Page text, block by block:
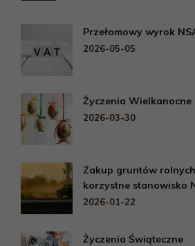
Przełomowy wyrok
2026-05-05
Życzenia Wielkanocne
2026-03-30
Zakup gruntów rolnych
korzystne stanowisko
2026-01-22
Życzenia Świąteczne